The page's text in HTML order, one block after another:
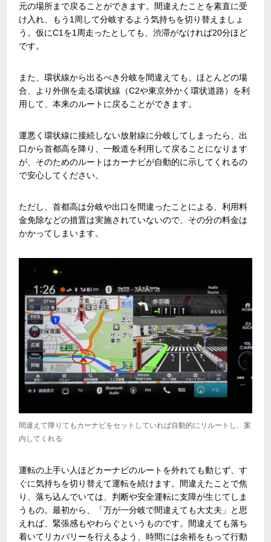
元の場所まで戻ることができます。間違えたことを素直に受
け入れ、もう1周して分岐するよう気持ちを切り替えましょ
う。仮にC1を1周走ったとしても、渋滞がなければ20分ほど
です。
また、環状線から出るべき分岐を間違えても、ほとんどの場
合、より外側を走る環状線（C2や東京外かく環状道路）を利
用して、本来のルートに戻ることができます。
運悪く環状線に接続しない放射線に分岐してしまったら、出
口から首都高を降り、一般道を利用して戻ることになります
が、そのためのルートはカーナビが自動的に示してくれるの
で安心してください。
ただし、首都高は分岐や出口を間違ったことによる、利用料
金免除などの措置は実施されていないので、その分の料金は
かかってしまいます。
間違えて降りてもカーナビをセットしていれば自動的にリルートし、案
内してくれる
運転の上手い人ほどカーナビのルートを外れても動じず、す
ぐに気持ちを切り替えて運転を続けます。間違えたことで焦
り、落ち込んでいては、判断や安全運転に支障が生じてしま
うもの。最初から、「万が一分岐で間違えても大丈夫」と思
えれば、緊張感もやわらぐというものです。間違えても落ち
着いてリカバリーを行えるよう、時間には余裕をもって行動